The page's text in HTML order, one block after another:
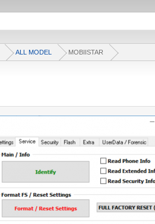
ALL MODEL MOBIISTAR